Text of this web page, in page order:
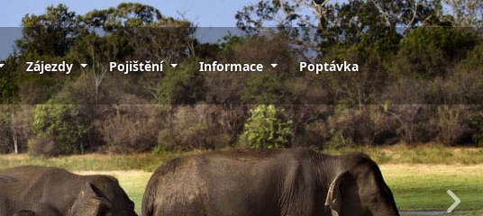
Zájezdy Pojištění Informace Poptávka